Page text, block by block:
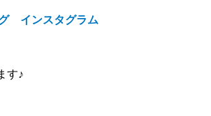
インスタグラム
す♪